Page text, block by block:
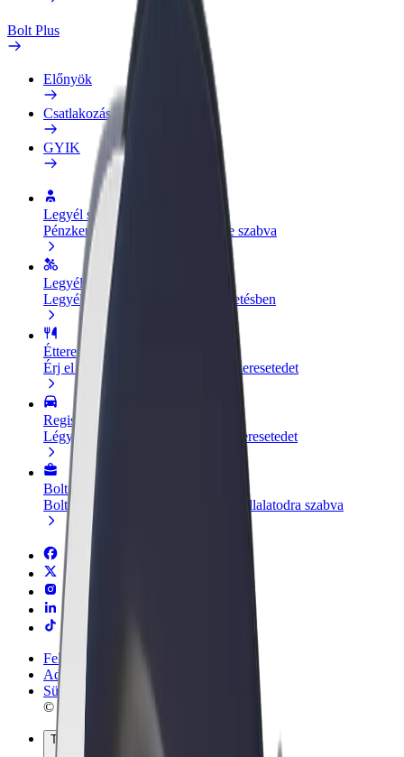
Bolt Plus
Előnyök
Csatlakozás
GYIK
Legyél sofőr
Pénzkereseti lehetőség igényeidre szabva
Legyél futár
Legyél futár és részesülj heti kifizetésben
Étterem vagy üzlet hozzáadása
Érj el több felhasználót és növeld keresetedet
Regisztrálj flottatulajdonosként
Légy Bolt flottapartner és növeld keresetedet
Bolt for Business
Bolt termékek és szolgáltatások a vállalatodra szabva
Felhasználási feltételek
Adatvédelem
Sütik
© 2026 Bolt Technology OÜ
Termékek